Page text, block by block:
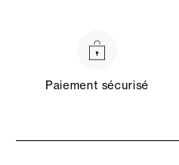
Paiement sécurisé